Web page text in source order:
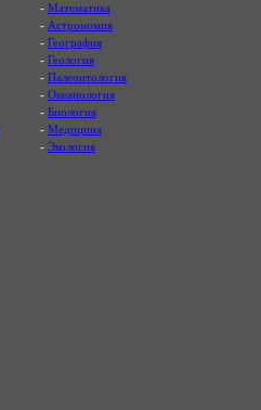
- Математика
- Астрономия
- География
- Геология
- Палеонтология
- Океанология
- Биология
- Медицина
- Экология